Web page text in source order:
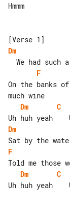
Hmmm
Dm
F
On the banks
Dm
C
Dm
F
Dm
C
Uh huh yeah